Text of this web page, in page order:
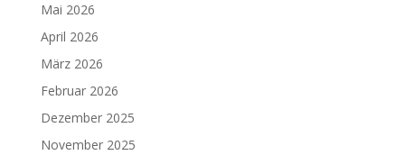
Mai 2026
April 2026
März 2026
Februar 2026
Dezember 2025
November 2025